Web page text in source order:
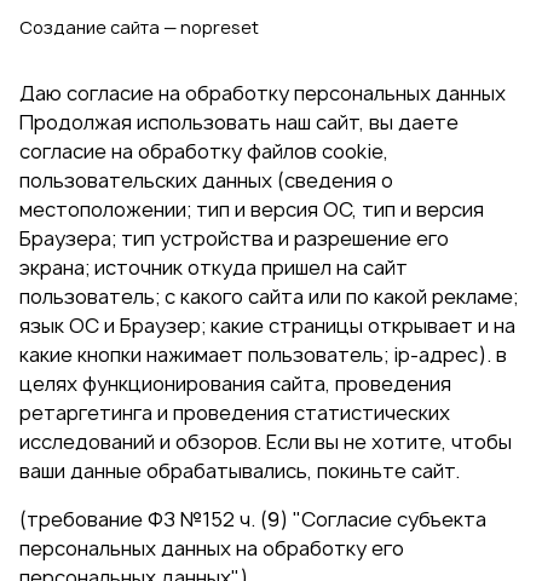
Создание сайта — nopreset
Даю согласие на обработку персональных данных
Продолжая использовать наш сайт, вы даете
согласие на обработку файлов cookie,
пользовательских данных (сведения о
местоположении; тип и версия ОС, тип и версия
Браузера; тип устройства и разрешение его
экрана; источник откуда пришел на сайт
пользователь; с какого сайта или по какой рекламе;
язык ОС и Браузер; какие страницы открывает и на
какие кнопки нажимает пользователь; ip-адрес). в
целях функционирования сайта, проведения
ретаргетинга и проведения статистических
исследований и обзоров. Если вы не хотите, чтобы
ваши данные обрабатывались, покиньте сайт.
(требование ФЗ №152 ч. (9) "Согласие субъекта
персональных данных на обработку его